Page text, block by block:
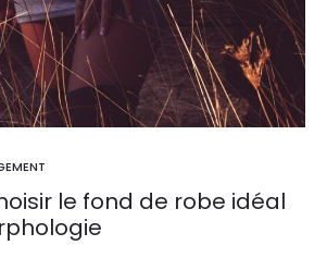
le fond de robe idéal